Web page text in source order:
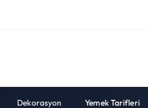
Dekorasyon Yemek Tarifleri